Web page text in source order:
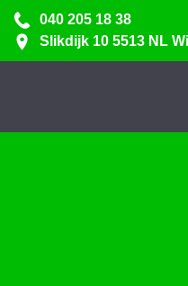
040 205 18 38
Slikdijk 10 5513 NL